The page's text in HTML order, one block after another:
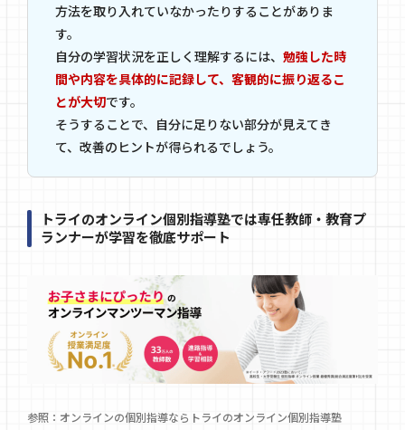
方法を取り入れていなかったりすることがありま
す。
自分の学習状況を正しく理解するには、 勉強した時
間や内容を具体的に記録して、客観的に振り返るこ
とが大切です。
そうすることで、自分に足りない部分が見えてき
て、改善のヒントが得られるでしょう。
トライのオンライン個別指導塾では専任教師・教育プ
ランナーが学習を徹底サポート
参照： オンラインの個別指導ならトライのオンライン個別指導塾